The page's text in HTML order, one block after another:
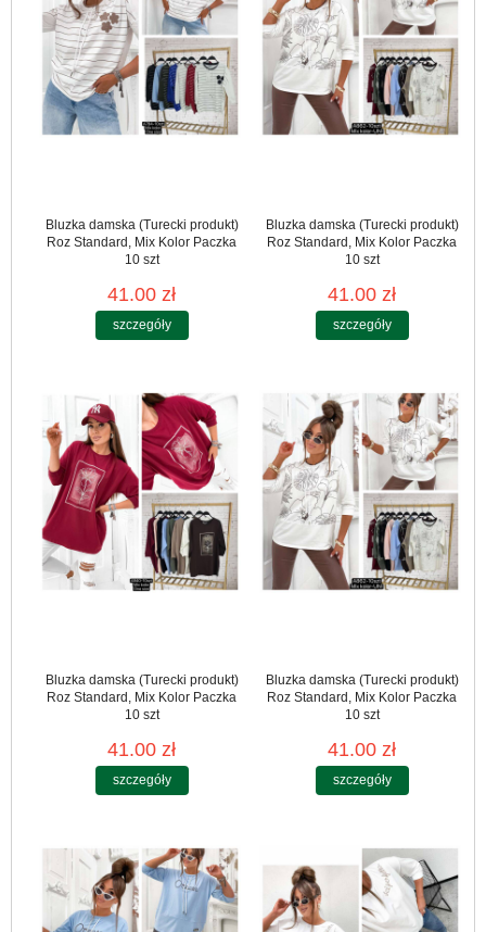
Bluzka damska (Turecki produkt)
Roz Standard, Mix Kolor Paczka
10 szt
41.00 zł
szczegóły
Bluzka damska (Turecki produkt)
Roz Standard, Mix Kolor Paczka
10 szt
41.00 zł
szczegóły
Bluzka damska (Turecki produkt)
Roz Standard, Mix Kolor Paczka
10 szt
41.00 zł
szczegóły
Bluzka damska (Turecki produkt)
Roz Standard, Mix Kolor Paczka
10 szt
41.00 zł
szczegóły